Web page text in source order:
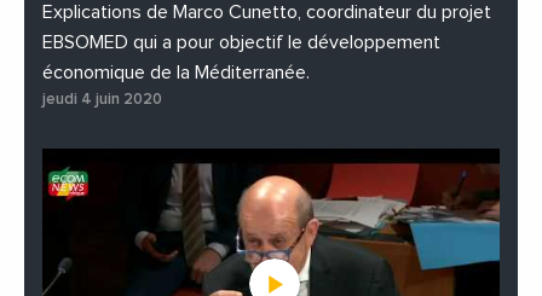
Explications de Marco Cunetto, coordinateur du projet
EBSOMED qui a pour objectif le développement
économique de la Méditerranée.
jeudi 4 juin 2020